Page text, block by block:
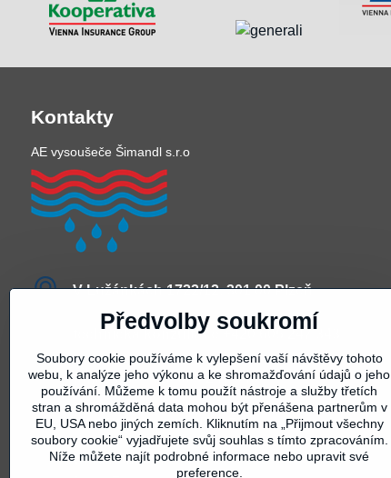
Kontakty
AE vysoušeče Šimandl s.r.o
V Lužánkách 1722/12, 301 00 Plzeň
technická konzultace +420 605 247 343
půjčovna +420 605 247 345
vysousece​@seznam​.cz
Otevírací doba
Předvolby soukromí
Soubory cookie používáme k vylepšení vaší návštěvy tohoto
webu, k analýze jeho výkonu a ke shromažďování údajů o jeho
používání. Můžeme k tomu použít nástroje a služby třetích
stran a shromážděná data mohou být přenášena partnerům v
EU, USA nebo jiných zemích. Kliknutím na „Přijmout všechny
soubory cookie“ vyjadřujete svůj souhlas s tímto zpracováním.
Níže můžete najít podrobné informace nebo upravit své
preference.